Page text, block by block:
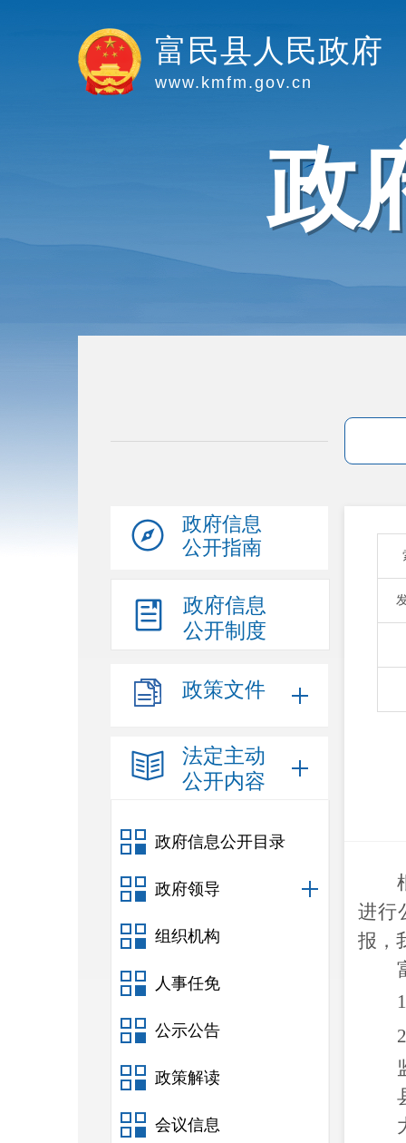
富民县人民政府
www.kmfm.gov.cn
政
政府信息
公开指南
政府信息
公开制度
政策文件
法定主动
公开内容
政府信息公开目录
政府领导
组织机构
人事任免
公示公告
政策解读
会议信息
进行
报，